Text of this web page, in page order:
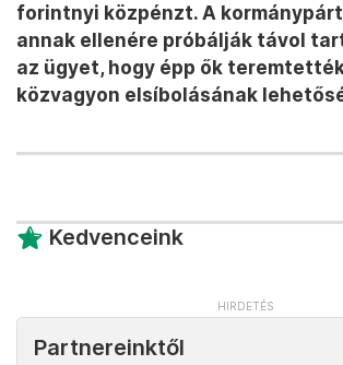
forintnyi közpénzt. A
annak ellenére próbálják távol
az ügyet, hogy épp ők
közvagyon elsíbolásának
Kedvenceink
Partnereinktől